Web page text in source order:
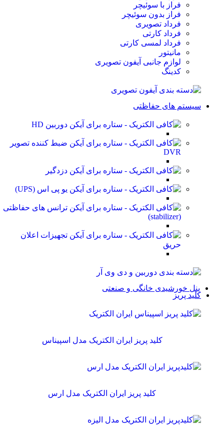
فراز با سوئیچر
فراز بدون سوئیچر
فرداد تصویری
فرداد کارتی
فرداد لمسی کارتی
مانیتور
لوازم جانبی آیفون تصویری
کدینگ
سیستم های حفاظتی
دوربین HD
ضبط کننده تصویر
DVR
دزدگیر
یو پی اس (UPS)
ترانس های حفاظتی
(stabilizer)
تجهیزات اعلان
حریق
پنل خورشیدی خانگی و صنعتی
کلید پریز
کلید پریز ایران الکتریک مدل اسپیناس
کلید پریز ایران الکتریک مدل ارس